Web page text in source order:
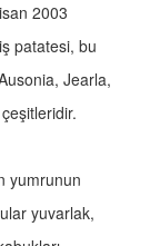
2003
patatesi, bu
Jearla,
yumrunun
yuvarlak,